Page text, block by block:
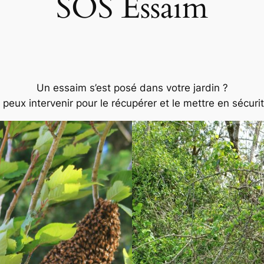
Un essaim s’est posé dans votre jardin ?
peux intervenir pour le récupérer et le mettre en